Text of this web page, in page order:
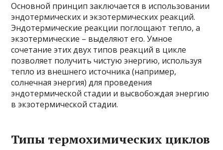
Основной принцип заключается в использовании
эндотермических и экзотермических реакций.
Эндотермические реакции поглощают тепло, а
экзотермические – выделяют его. Умное
сочетание этих двух типов реакций в цикле
позволяет получить чистую энергию, используя
тепло из внешнего источника (например,
солнечная энергия) для проведения
эндотермической стадии и высвобождая энергию
в экзотермической стадии.
Типы термохимических циклов